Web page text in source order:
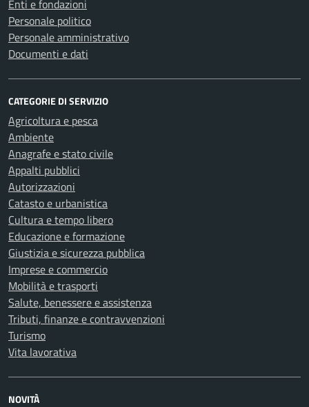
Enti e fondazioni
Personale politico
Personale amministrativo
Documenti e dati
CATEGORIE DI SERVIZIO
Agricoltura e pesca
Ambiente
Anagrafe e stato civile
Appalti pubblici
Autorizzazioni
Catasto e urbanistica
Cultura e tempo libero
Educazione e formazione
Giustizia e sicurezza pubblica
Imprese e commercio
Mobilità e trasporti
Salute, benessere e assistenza
Tributi, finanze e contravvenzioni
Turismo
Vita lavorativa
NOVITÀ